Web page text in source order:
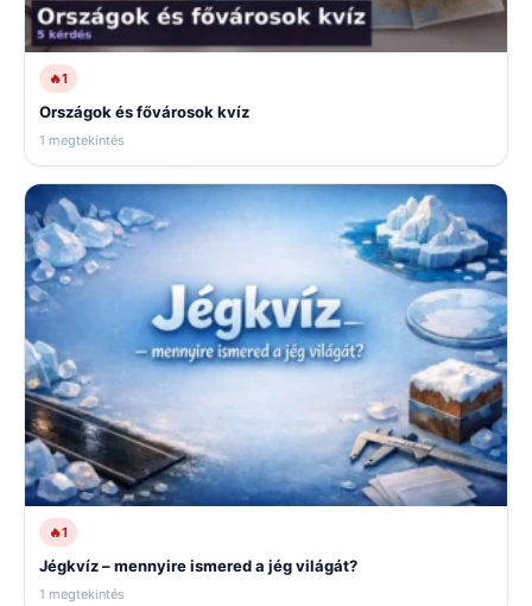
🔥1
Országok és fővárosok kvíz
1 megtekintés
🔥1
Jégkvíz – mennyire ismered a jég világát?
1 megtekintés